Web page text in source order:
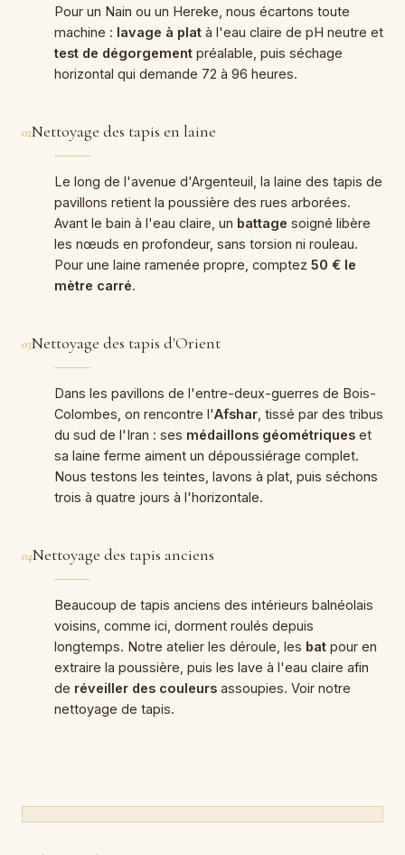
Pour un Nain ou un Hereke, nous écartons toute
machine : lavage à plat à l'eau claire de pH neutre et
test de dégorgement préalable, puis séchage
horizontal qui demande 72 à 96 heures.
02Nettoyage des tapis en laine
Le long de l'avenue d'Argenteuil, la laine des tapis de
pavillons retient la poussière des rues arborées.
Avant le bain à l'eau claire, un battage soigné libère
les nœuds en profondeur, sans torsion ni rouleau.
Pour une laine ramenée propre, comptez 50 € le
mètre carré.
03Nettoyage des tapis d'Orient
Dans les pavillons de l'entre-deux-guerres de Bois-
Colombes, on rencontre l'Afshar , tissé par des tribus
du sud de l'Iran : ses médaillons géométriques et
sa laine ferme aiment un dépoussiérage complet.
Nous testons les teintes, lavons à plat, puis séchons
trois à quatre jours à l'horizontale.
04Nettoyage des tapis anciens
Beaucoup de tapis anciens des intérieurs balnéolais
voisins, comme ici, dorment roulés depuis
longtemps. Notre atelier les déroule, les bat pour en
extraire la poussière, puis les lave à l'eau claire afin
de réveiller des couleurs assoupies. Voir notre
nettoyage de tapis.